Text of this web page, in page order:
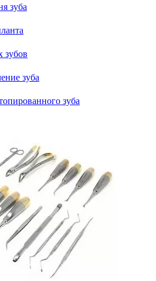
зуба
зубов
зуба
зуба